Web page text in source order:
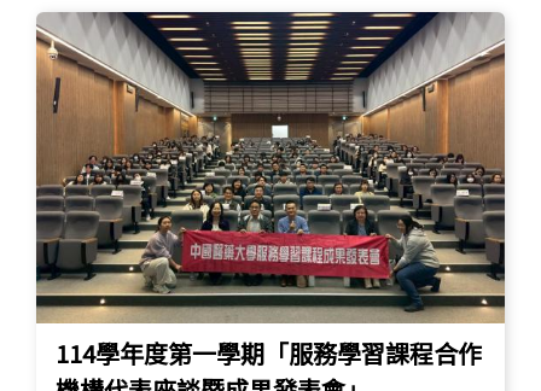
114學年度第一學期「服務學習課程合作